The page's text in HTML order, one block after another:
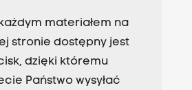
materiałem na
stronie dostępny jest
dzięki któremu
Państwo wysyłać